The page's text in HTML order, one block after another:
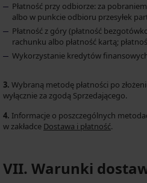
Płatność przy odbiorze: za
albo w punkcie odbioru przesyłek
Płatność z góry (płatność
rachunku albo płatność kartą;
Wykorzystanie kredytów
3. Wybraną metodę płatności po
wyłącznie za zgodą Sprzedającego.
4. Informacje o poszczególnych
w zakładce Dostawa i płatność.
VII. Warunki